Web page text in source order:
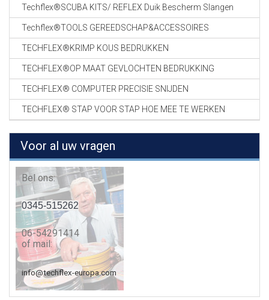
Techflex®SCUBA KITS/ REFLEX Duik Bescherm Slangen
Techflex®TOOLS GEREEDSCHAP&ACCESSOIRES
TECHFLEX®KRIMP KOUS BEDRUKKEN
TECHFLEX®OP MAAT GEVLOCHTEN BEDRUKKING
TECHFLEX® COMPUTER PRECISIE SNIJDEN
TECHFLEX® STAP VOOR STAP HOE MEE TE WERKEN
Voor al uw vragen
Bel ons:
0345-515262
06-54291414
of mail:
info@techflex-europa.com